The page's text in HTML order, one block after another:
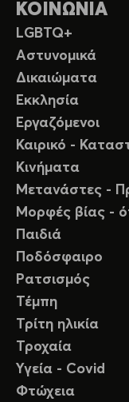
ΚΟΙΝΩΝΙΑ
LGBTQ+
Αστυνομικά
Δικαιώματα
Εκκλησία
Εργαζόμενοι
Καιρικό -
Κινήματα
Μετανάστες -
Μορφές βίας -
Παιδιά
Ποδόσφαιρο
Ρατσισμός
Τέμπη
Τρίτη ηλικία
Τροχαία
Υγεία - Covid
Φτώχεια